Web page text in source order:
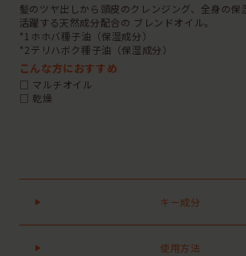
髪のツヤ出しから頭皮のクレンジング、全身の保
活躍する天然成分配合の ブレンドオイル。
*1ホホバ種子油（保湿成分）
*2テリハボク種子油（保湿成分）
こんな方におすすめ
□ マルチオイル
□ 乾燥
キー成分
使用方法